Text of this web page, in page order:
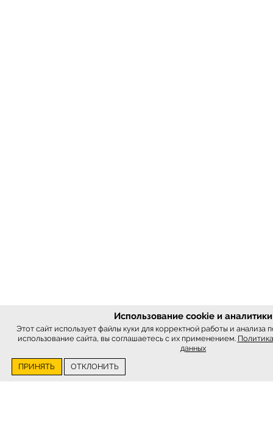
Использование cookie и аналитики
Этот сайт использует файлы куки для корректной работы и
использование сайта, вы соглашаетесь с их применением.
данных
ПРИНЯТЬ
ОТКЛОНИТЬ